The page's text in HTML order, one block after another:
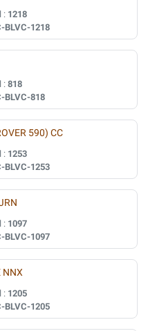
: 1218
BLVC-1218
: 818
BLVC-818
590) CC
: 1253
BLVC-1253
: 1097
BLVC-1097
NNX
: 1205
BLVC-1205